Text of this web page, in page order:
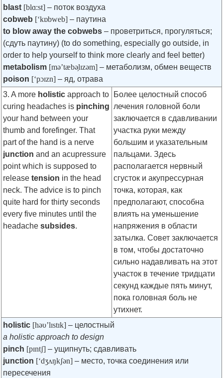
blast [blɑ:st] – поток воздуха
cobweb [‘kɒbweb] – паутина
to blow away the cobwebs – проветриться, прогуляться;
(сдуть паутину) (to do something, especially go outside, in
order to help yourself to think more clearly and feel better)
metabolism [mə’tæbə̗lɪzǝm] – метаболизм, обмен веществ
poison [‘pɔɪzn] – яд, отрава
3. A more holistic approach to
curing headaches is pinching
your hand between your
thumb and forefinger. That
part of the hand is a nerve
junction and an acupressure
point which is supposed to
release tension in the head
neck. The advice is to pinch
quite hard for thirty seconds
every five minutes until the
headache subsides.
Более целостный способ
лечения головной боли
заключается в сдавливании
участка руки между
большим и указательным
пальцами. Здесь
располагается нервный
сгусток и акупрессурная
точка, которая, как
предполагают, способна
влиять на уменьшение
напряжения в области
затылка. Совет заключается
в том, чтобы достаточно
сильно надавливать на этот
участок в течение тридцати
секунд каждые пять минут,
пока головная боль не
утихнет.
holistic [həυ’lɪstɪk] – целостный
a holistic approach to design
pinch [pɪntʃ] – ущипнуть; сдавливать
junction [‘dʒʌŋkʃǝn] – место, точка соединения или
пересечения